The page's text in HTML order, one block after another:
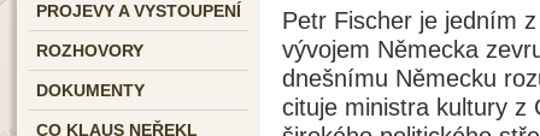
PROJEVY A VYSTOUPENÍ
ROZHOVORY
DOKUMENTY
CO KLAUS NEŘEKL
Petr Fischer je jedním
vývojem Německa
dnešnímu Německu
cituje ministra kultury z